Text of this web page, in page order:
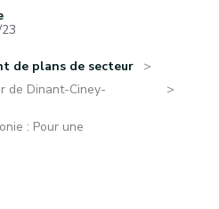
de plans de secteur
de Dinant-Ciney-
: Pour une